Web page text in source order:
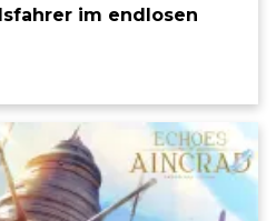
im endlosen